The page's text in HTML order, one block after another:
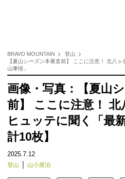
BRAVO MOUNTAIN
登山
【夏山シーズン本番直前】 ここに注意！ 北八
山事情」
画像・写真：【夏山
前】 ここに注意！ 北
ヒュッテに聞く「最
計10枚】
2025.7.12
登山 山小屋泊